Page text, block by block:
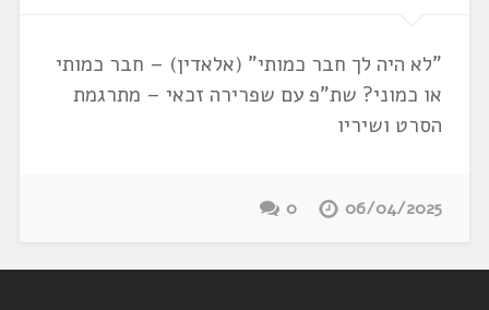
"לא היה לך חבר כמותי" (אלאדין) – חבר כמותי
או כמוני? שת"פ עם שפרירה זכאי – מתרגמת
הסרט ושיריו
06/04/2025
0